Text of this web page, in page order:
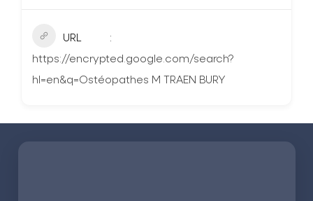
URL
https://encrypted.google.com/search?
hl=en&q=Ostéopathes M TRAEN BURY